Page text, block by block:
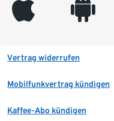
appleinc android
Vertrag widerrufen
Mobilfunkvertrag kündigen
Kaffee-Abo kündigen